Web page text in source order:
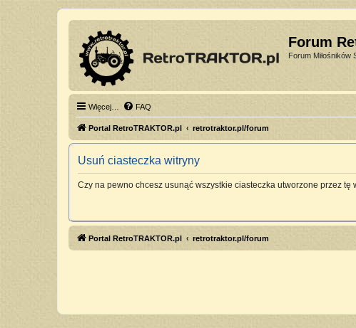
Forum
Forum Miłośników
Więcej… FAQ
Portal RetroTRAKTOR.pl retrotraktor.pl/forum
Usuń ciasteczka witryny
Czy na pewno chcesz usunąć wszystkie ciasteczka utworzone przez tę
Portal RetroTRAKTOR.pl retrotraktor.pl/forum